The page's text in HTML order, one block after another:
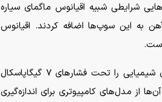
شرایطی شبیه اقیانوس ماگمای سیاره
به این سوپ‌ها اضافه کردند. اقیانوس
گروه پژوهشی برای شبیه‌سازی شرایط موجود در اعماق عطارد، مخلوط‌های شیمیایی را تحت فشار‌های ۷ گیگاپاسکال
آن‌ها از مدل‌های کامپیوتری برای اندازه‌گیری